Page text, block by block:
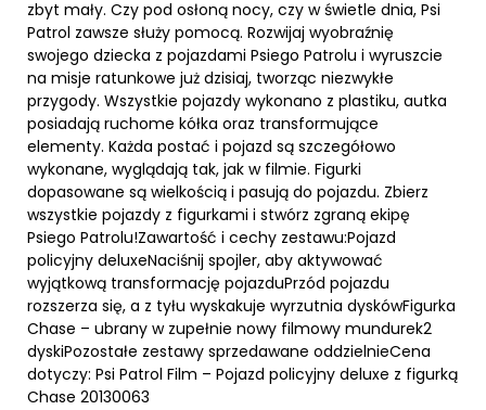
zbyt mały. Czy pod osłoną nocy, czy w świetle dnia, Psi
Patrol zawsze służy pomocą. Rozwijaj wyobraźnię
swojego dziecka z pojazdami Psiego Patrolu i wyruszcie
na misje ratunkowe już dzisiaj, tworząc niezwykłe
przygody. Wszystkie pojazdy wykonano z plastiku, autka
posiadają ruchome kółka oraz transformujące
elementy. Każda postać i pojazd są szczegółowo
wykonane, wyglądają tak, jak w filmie. Figurki
dopasowane są wielkością i pasują do pojazdu. Zbierz
wszystkie pojazdy z figurkami i stwórz zgraną ekipę
Psiego Patrolu!Zawartość i cechy zestawu:Pojazd
policyjny deluxeNaciśnij spojler, aby aktywować
wyjątkową transformację pojazduPrzód pojazdu
rozszerza się, a z tyłu wyskakuje wyrzutnia dyskówFigurka
Chase – ubrany w zupełnie nowy filmowy mundurek2
dyskiPozostałe zestawy sprzedawane oddzielnieCena
dotyczy: Psi Patrol Film – Pojazd policyjny deluxe z figurką
Chase 20130063